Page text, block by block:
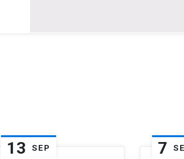
13 SEP 7